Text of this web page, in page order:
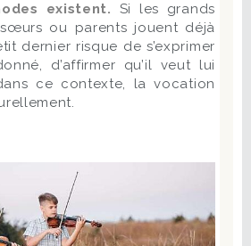
existent.
Si les grands
ou parents jouent déjà
dernier risque de s’exprimer
d’affirmer qu’il veut lui
ce contexte, la vocation